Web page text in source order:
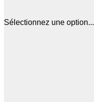
Sélectionnez une option...